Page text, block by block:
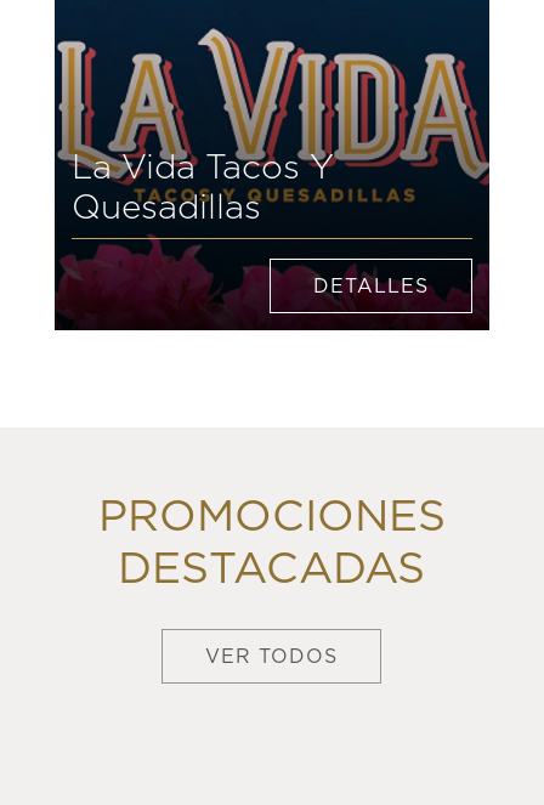
La Vida Tacos Y
Quesadillas
DETALLES
PROMOCIONES
DESTACADAS
VER TODOS